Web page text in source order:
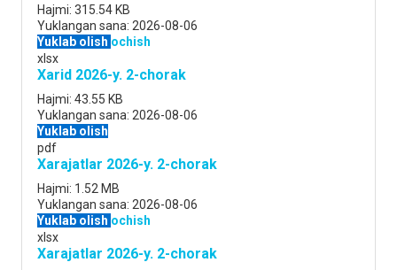
Hajmi: 315.54 KB
Yuklangan sana: 2026-08-06
Yuklab olish ochish
xlsx
Xarid 2026-y. 2-chorak
Hajmi: 43.55 KB
Yuklangan sana: 2026-08-06
Yuklab olish
pdf
Xarajatlar 2026-y. 2-chorak
Hajmi: 1.52 MB
Yuklangan sana: 2026-08-06
Yuklab olish ochish
xlsx
Xarajatlar 2026-y. 2-chorak